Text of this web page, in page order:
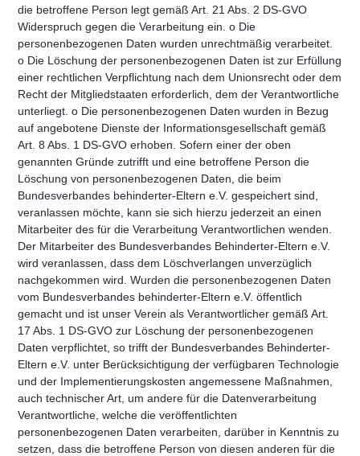
die betroffene Person legt gemäß Art. 21 Abs. 2 DS-GVO
Widerspruch gegen die Verarbeitung ein. o Die
personenbezogenen Daten wurden unrechtmäßig verarbeitet.
o Die Löschung der personenbezogenen Daten ist zur Erfüllung
einer rechtlichen Verpflichtung nach dem Unionsrecht oder dem
Recht der Mitgliedstaaten erforderlich, dem der Verantwortliche
unterliegt. o Die personenbezogenen Daten wurden in Bezug
auf angebotene Dienste der Informationsgesellschaft gemäß
Art. 8 Abs. 1 DS-GVO erhoben. Sofern einer der oben
genannten Gründe zutrifft und eine betroffene Person die
Löschung von personenbezogenen Daten, die beim
Bundesverbandes behinderter-Eltern e.V. gespeichert sind,
veranlassen möchte, kann sie sich hierzu jederzeit an einen
Mitarbeiter des für die Verarbeitung Verantwortlichen wenden.
Der Mitarbeiter des Bundesverbandes Behinderter-Eltern e.V.
wird veranlassen, dass dem Löschverlangen unverzüglich
nachgekommen wird. Wurden die personenbezogenen Daten
vom Bundesverbandes behinderter-Eltern e.V. öffentlich
gemacht und ist unser Verein als Verantwortlicher gemäß Art.
17 Abs. 1 DS-GVO zur Löschung der personenbezogenen
Daten verpflichtet, so trifft der Bundesverbandes Behinderter-
Eltern e.V. unter Berücksichtigung der verfügbaren Technologie
und der Implementierungskosten angemessene Maßnahmen,
auch technischer Art, um andere für die Datenverarbeitung
Verantwortliche, welche die veröffentlichten
personenbezogenen Daten verarbeiten, darüber in Kenntnis zu
setzen, dass die betroffene Person von diesen anderen für die